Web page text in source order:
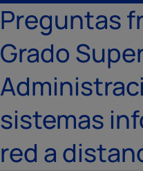
Preguntas
Grado
sistemas
red a